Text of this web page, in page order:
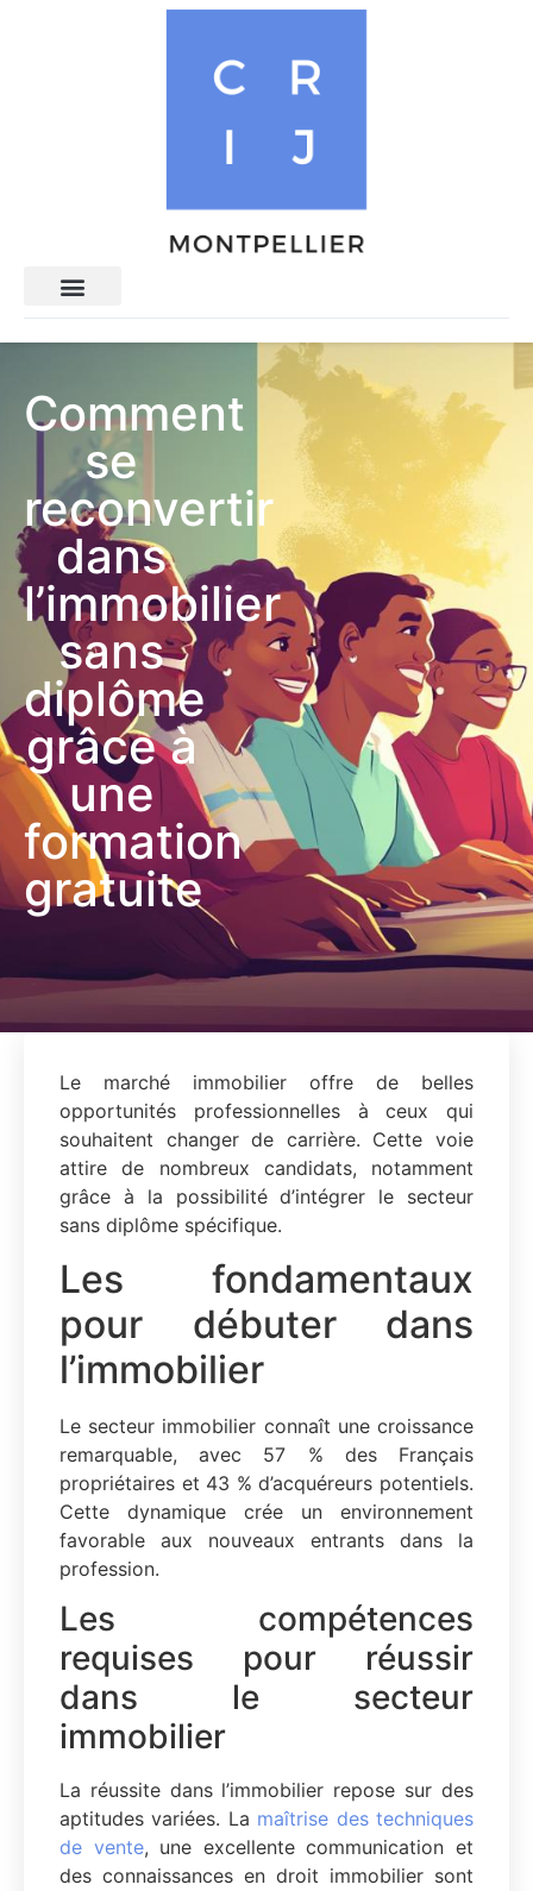
Comment
se
reconvertir
dans
l’immobilier
sans
diplôme
grâce à
une
formation
gratuite
Le marché immobilier offre de belles
opportunités professionnelles à ceux qui
souhaitent changer de carrière. Cette voie
attire de nombreux candidats, notamment
grâce à la possibilité d’intégrer le secteur
sans diplôme spécifique.
Les fondamentaux
pour débuter dans
l’immobilier
Le secteur immobilier connaît une croissance
remarquable, avec 57 % des Français
propriétaires et 43 % d’acquéreurs potentiels.
Cette dynamique crée un environnement
favorable aux nouveaux entrants dans la
profession.
Les compétences
requises pour réussir
dans le secteur
immobilier
La réussite dans l’immobilier repose sur des
aptitudes variées. La maîtrise des techniques
de vente, une excellente communication et
des connaissances en droit immobilier sont